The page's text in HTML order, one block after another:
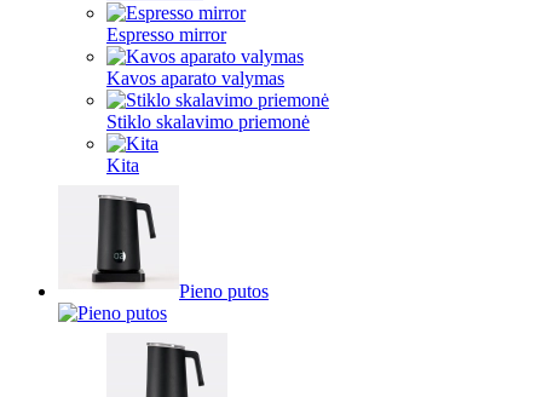
Espresso mirror
Kavos aparato valymas
Stiklo skalavimo priemonė
Kita
Pieno putos